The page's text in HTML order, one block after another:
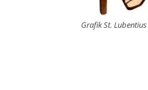
Grafik St. Lubentius